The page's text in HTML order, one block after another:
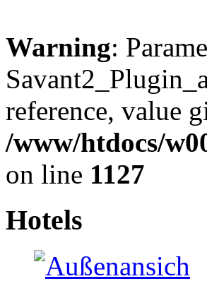
Warning:
reference, value
/www/htdocs/
on line 1127
Hotels